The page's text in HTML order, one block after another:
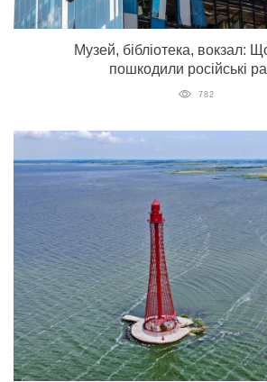
Музей, бібліотека, вокзал:
пошкодили російські
782